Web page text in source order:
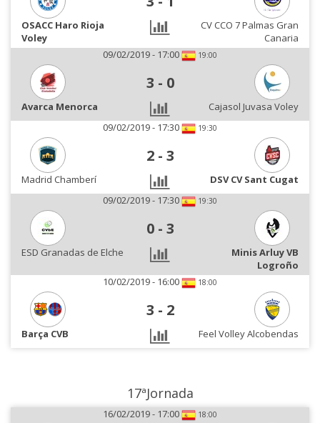
OSACC Haro Rioja
Voley
CV CCO 7 Palmas Gran
Canaria
09/02/2019 - 17:00
19:00
3 - 0
Avarca Menorca
Cajasol Juvasa Voley
09/02/2019 - 17:30
19:30
2 - 3
Madrid Chamberí
DSV CV Sant Cugat
09/02/2019 - 17:30
19:30
0 - 3
ESD Granadas de Elche
Minis Arluy VB
Logroño
10/02/2019 - 16:00
18:00
3 - 2
Barça CVB Feel Volley Alcobendas
17ªJornada
16/02/2019 - 17:00 18:00